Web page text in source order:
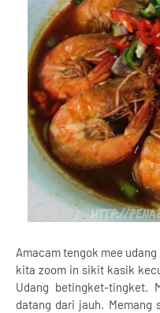
Amacam tengok mee
kita zoom in sikit kasik
Udang betingket-tingket.
datang dari jauh. Memang